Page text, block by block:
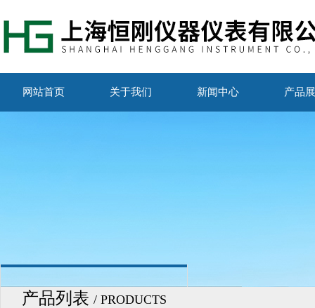
网站首页 关于我们 新闻中心 产品
产品列表 / PRODUCTS